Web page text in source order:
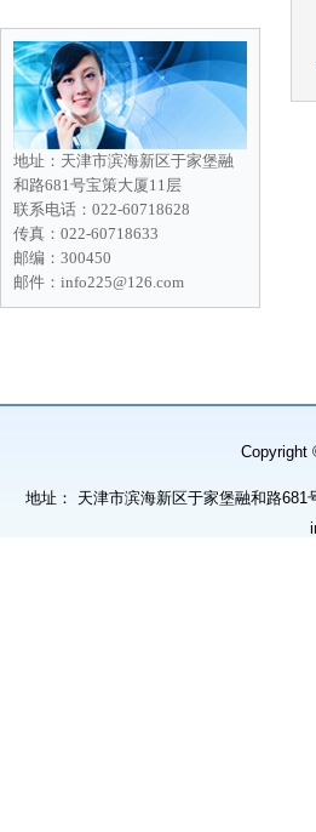
Copyright
地址： 天津市滨海新区于家堡融和路